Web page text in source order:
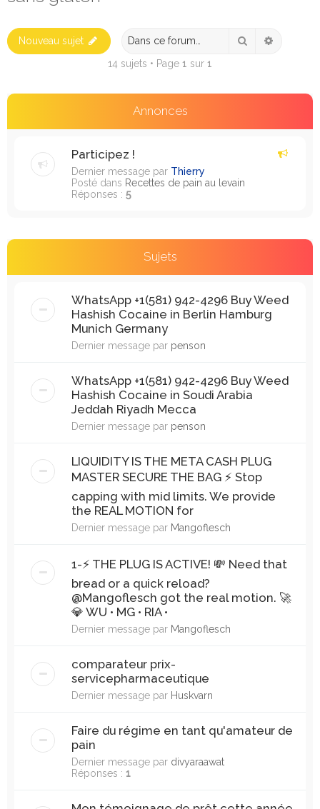
r
Nouveau sujet Rechercher
14 sujets • Page 1 sur 1
Annonces
Participez !
Dernier message par Thierry
Posté dans Recettes de pain au levain
Réponses : 5
Sujets
WhatsApp +1(581) 942-4296 Buy Weed
Hashish Cocaine in Berlin Hamburg
Munich Germany
Dernier message par penson
WhatsApp +1(581) 942-4296 Buy Weed
Hashish Cocaine in Soudi Arabia
Jeddah Riyadh Mecca
Dernier message par penson
LIQUIDITY IS THE META CASH PLUG
MASTER SECURE THE BAG ⚡️ ​Stop
capping with mid limits. We provide
the REAL MOTION for
Dernier message par Mangoflesch
1-​⚡️ THE PLUG IS ACTIVE! 💸 Need that
bread or a quick reload?
@Mangoflesch got the real motion. 🚀
​💎 WU • MG • RIA •
Dernier message par Mangoflesch
comparateur prix-
servicepharmaceutique
Dernier message par Huskvarn
Faire du régime en tant qu'amateur de
pain
Dernier message par divyaraawat
Réponses : 1